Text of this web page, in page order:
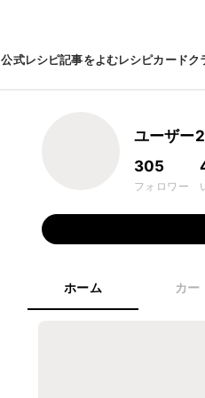
公式レシピ記事をよむレシピカードク
ユーザー
305
フォロワー
ホーム カー